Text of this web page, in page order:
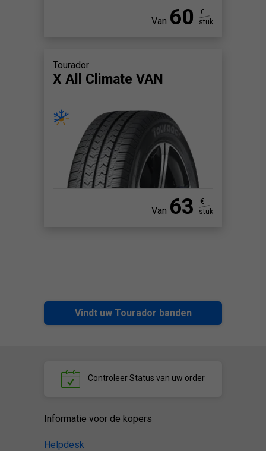
Van 60
€
stuk
Tourador
X All Climate VAN
Van 63
€
stuk
Vindt uw Tourador banden
ControleerStatus van uw order
Informatie voor de kopers
Helpdesk